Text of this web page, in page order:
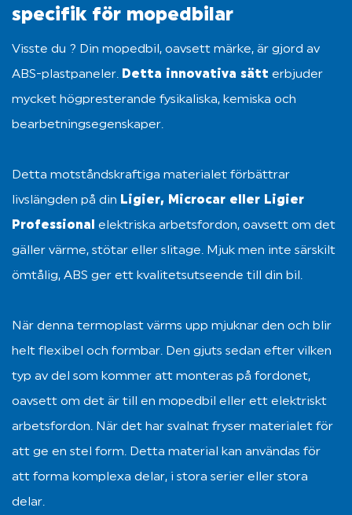
specifik för mopedbilar
Visste du ? Din mopedbil, oavsett märke, är gjord av
ABS-plastpaneler. Detta innovativa sätt erbjuder
mycket högpresterande fysikaliska, kemiska och
bearbetningsegenskaper.
Detta motståndskraftiga materialet förbättrar
livslängden på din Ligier, Microcar eller Ligier
Professional
elektriska arbetsfordon, oavsett om det
gäller värme, stötar eller slitage. Mjuk men inte särskilt
ömtålig, ABS ger ett kvalitetsutseende till din bil.
När denna termoplast värms upp mjuknar den och blir
helt flexibel och formbar. Den gjuts sedan efter vilken
typ av del som kommer att monteras på fordonet,
oavsett om det är till en mopedbil eller ett elektriskt
arbetsfordon. När det har svalnat fryser materialet för
att ge en stel form. Detta material kan användas för
att forma komplexa delar, i stora serier eller stora
delar.